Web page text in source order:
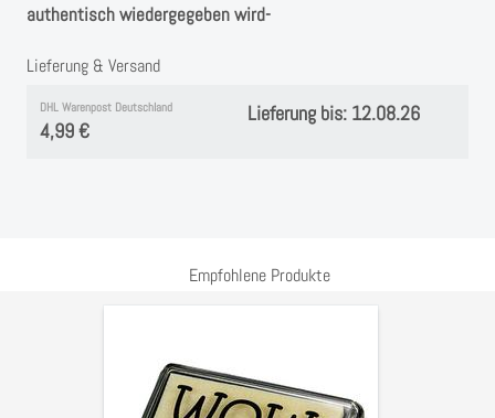
authentisch wiedergegeben wird-
Lieferung & Versand
DHL Warenpost Deutschland
4,99 €
Lieferung bis: 12.08.26
Empfohlene Produkte